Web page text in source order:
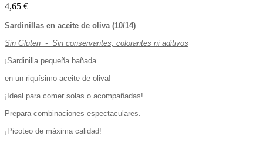
4,65 €
Sardinillas en aceite de oliva (10/14)
Sin Gluten - Sin conservantes, colorantes ni aditivos
¡Sardinilla pequeña bañada
en un riquísimo aceite de oliva!
¡Ideal para comer solas o acompañadas!
Prepara combinaciones espectaculares.
¡Picoteo de máxima calidad!